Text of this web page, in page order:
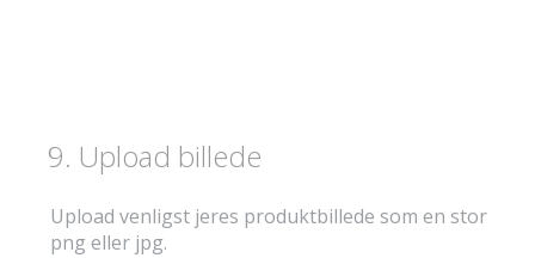
9. Upload billede
Upload venligst jeres produktbillede som en stor
png eller jpg.